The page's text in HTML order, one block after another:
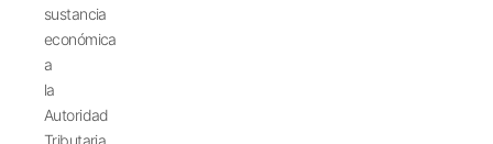
sustancia
económica
a
la
Autoridad